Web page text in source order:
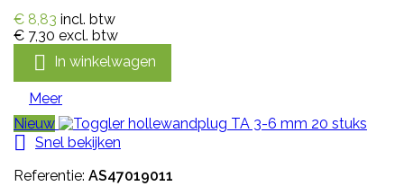
€ 8,83 incl. btw
€ 7,30 excl. btw
 In winkelwagen
Meer
Nieuw

Snel bekijken
Referentie: AS47019011